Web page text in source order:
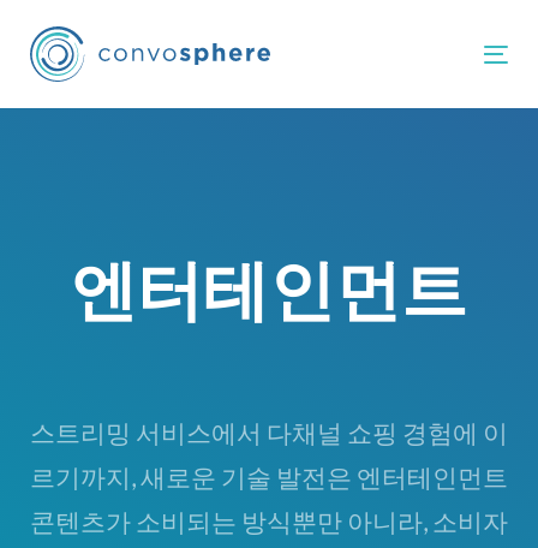
links
primary
navigation
엔터테인먼트
스트리밍 서비스에서 다채널 쇼핑 경험에 이
르기까지, 새로운 기술 발전은 엔터테인먼트
콘텐츠가 소비되는 방식뿐만 아니라, 소비자